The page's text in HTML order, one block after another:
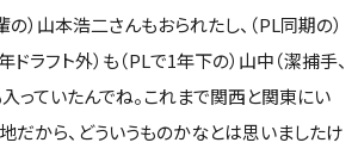
）山本浩二さんもおられたし、（PL同期の）
ラフト外）も（PLで1年下の）山中（潔捕手、
っていたんでね。これまで関西と関東にい
だから、どういうものかなとは思いましたけ